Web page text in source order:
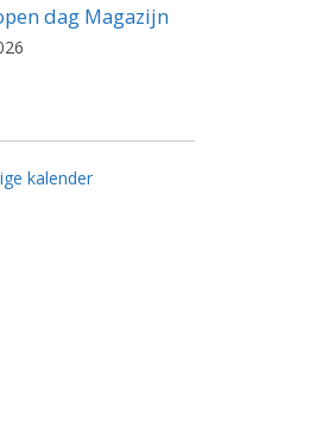
dag Magazijn
kalender